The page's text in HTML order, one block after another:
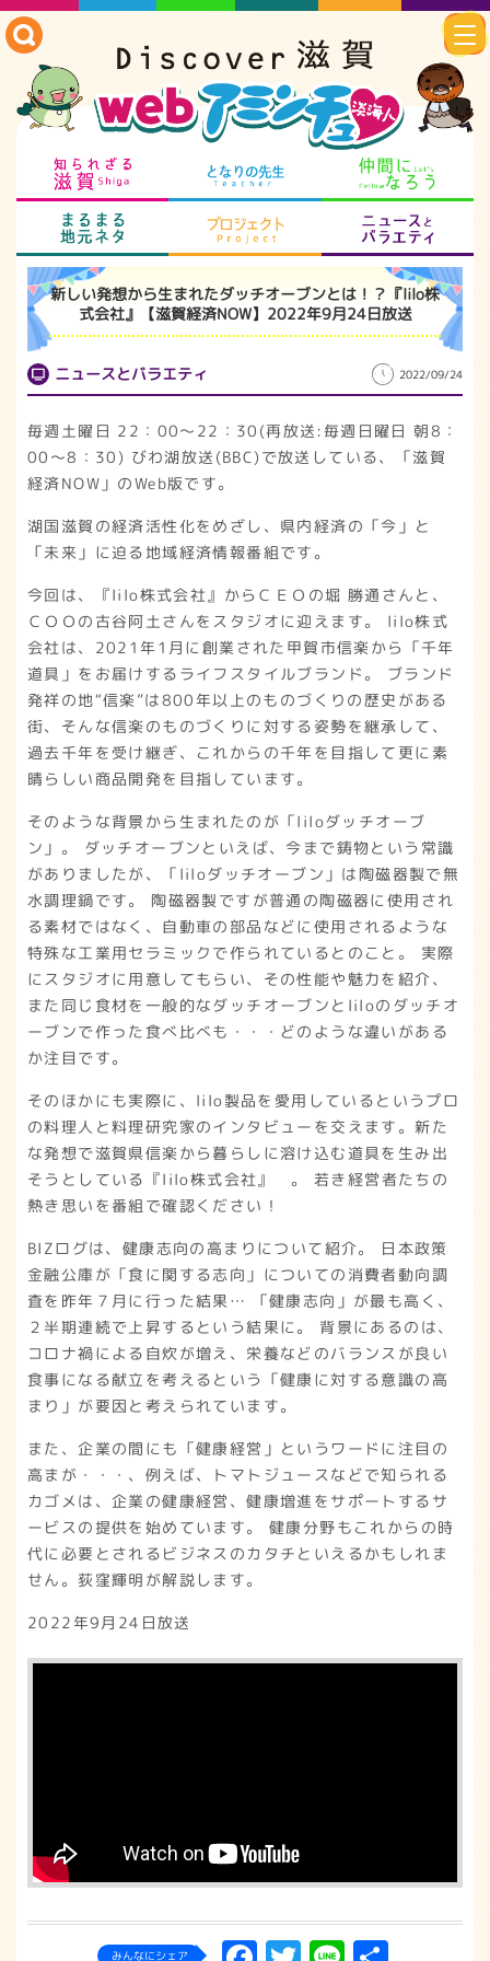
知られざる滋賀 となりの先生
まるまる地元ネタ プロジェクト
新しい発想から生まれたダッチオーブンとは！？『lilo株
式会社』【滋賀経済NOW】2022年9月24日放送
ニュースとバラエティ 2022/09/24
毎週土曜日 22：00～22：30(再放送:毎週日曜日 朝8：
00～8：30) びわ湖放送(BBC)で放送している、「滋賀
経済NOW」のWeb版です。
湖国滋賀の経済活性化をめざし、県内経済の「今」と
「未来」に迫る地域経済情報番組です。
今回は、『lilo株式会社』からＣＥＯの堀 勝通さんと、
ＣＯＯの古谷阿土さんをスタジオに迎えます。 lilo株式
会社は、2021年1月に創業された甲賀市信楽から「千年
道具」をお届けするライフスタイルブランド。 ブランド
発祥の地“信楽”は800年以上のものづくりの歴史がある
街、そんな信楽のものづくりに対する姿勢を継承して、
過去千年を受け継ぎ、これからの千年を目指して更に素
晴らしい商品開発を目指しています。
そのような背景から生まれたのが「liloダッチオーブ
ン」。 ダッチオーブンといえば、今まで鋳物という常識
がありましたが、「liloダッチオーブン」は陶磁器製で無
水調理鍋です。 陶磁器製ですが普通の陶磁器に使用され
る素材ではなく、自動車の部品などに使用されるような
特殊な工業用セラミックで作られているとのこと。 実際
にスタジオに用意してもらい、その性能や魅力を紹介、
また同じ食材を一般的なダッチオーブンとliloのダッチオ
ーブンで作った食べ比べも・・・どのような違いがある
か注目です。
そのほかにも実際に、lilo製品を愛用しているというプロ
の料理人と料理研究家のインタビューを交えます。新た
な発想で滋賀県信楽から暮らしに溶け込む道具を生み出
そうとしている『lilo株式会社』 。 若き経営者たちの
熱き思いを番組で確認ください！
BIZログは、健康志向の高まりについて紹介。 日本政策
金融公庫が「食に関する志向」についての消費者動向調
査を昨年７月に行った結果… 「健康志向」が最も高く、
２半期連続で上昇するという結果に。 背景にあるのは、
コロナ禍による自炊が増え、栄養などのバランスが良い
食事になる献立を考えるという「健康に対する意識の高
まり」が要因と考えられています。
また、企業の間にも「健康経営」というワードに注目の
高まが・・・、例えば、トマトジュースなどで知られる
カゴメは、企業の健康経営、健康増進をサポートするサ
ービスの提供を始めています。 健康分野もこれからの時
代に必要とされるビジネスのカタチといえるかもしれま
せん。荻窪輝明が解説します。
2022年9月24日放送
みんなにシェア